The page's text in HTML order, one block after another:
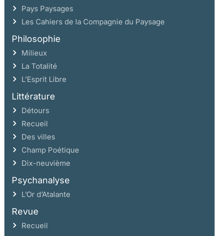
Pays Paysages
Les Cahiers de la Compagnie du Paysage
Philosophie
Milieux
La Totalité
L’Esprit Libre
Littérature
Détours
Recueil
Des villes
Champ Poétique
Dix-neuvième
Psychanalyse
L’Or d’Atalante
Revue
Recueil